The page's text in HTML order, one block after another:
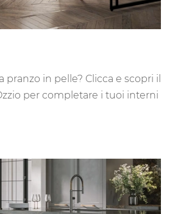
pranzo in pelle? Clicca e scopri il
per completare i tuoi interni